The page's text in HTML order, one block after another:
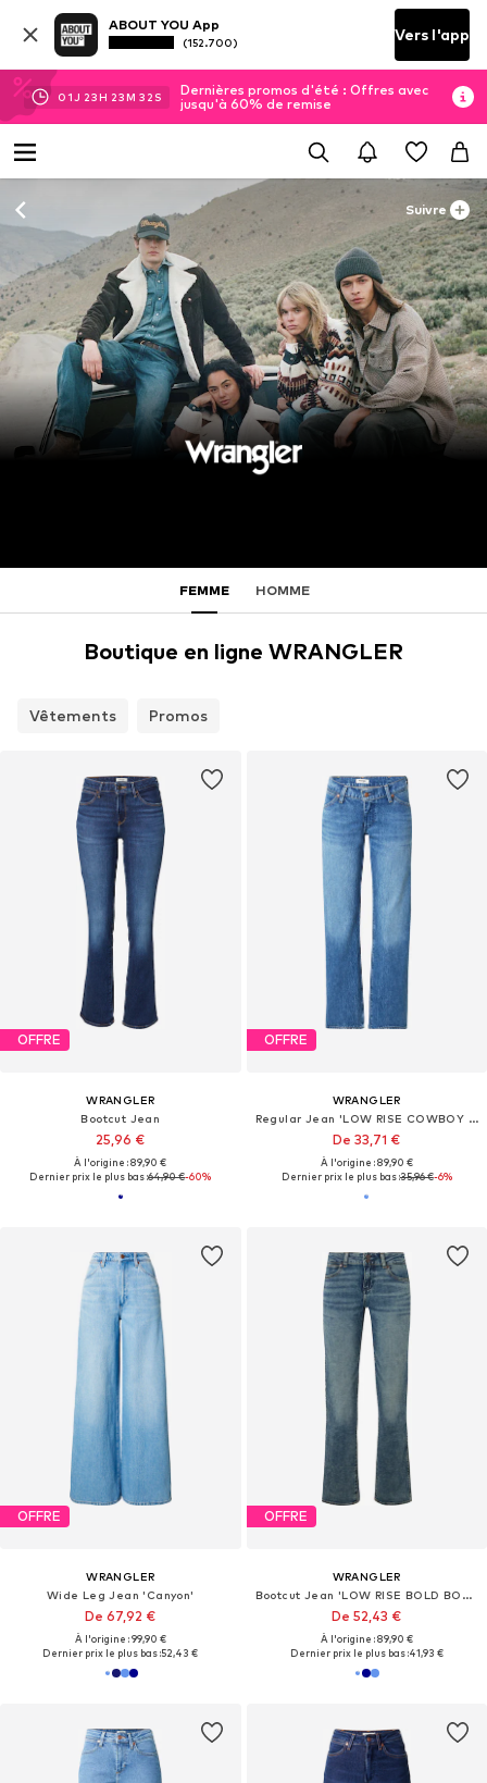
ABOUT YOU App
(152.700) Vers l'app
01J 23H 23M 30 S
Dernières promos d'été : Offres avec
jusqu'à 60% de remise
Suivre
FEMME HOMME
Boutique en ligne WRANGLER
Vêtements Promos
OFFRE
WRANGLER
Bootcut Jean
25,96 €
À l'origine : 89,90 €
Dernier prix le plus bas :64,90 €-60%
OFFRE
WRANGLER
Regular Jean 'LOW RISE COWBOY JEAN'
De 33,71 €
À l'origine : 89,90 €
Dernier prix le plus bas :35,96 €-6%
OFFRE
WRANGLER
Wide Leg Jean 'Canyon'
De 67,92 €
À l'origine : 99,90 €
Dernier prix le plus bas :52,43 €
OFFRE
WRANGLER
Bootcut Jean 'LOW RISE BOLD BOOT'
De 52,43 €
À l'origine : 89,90 €
Dernier prix le plus bas :41,93 €